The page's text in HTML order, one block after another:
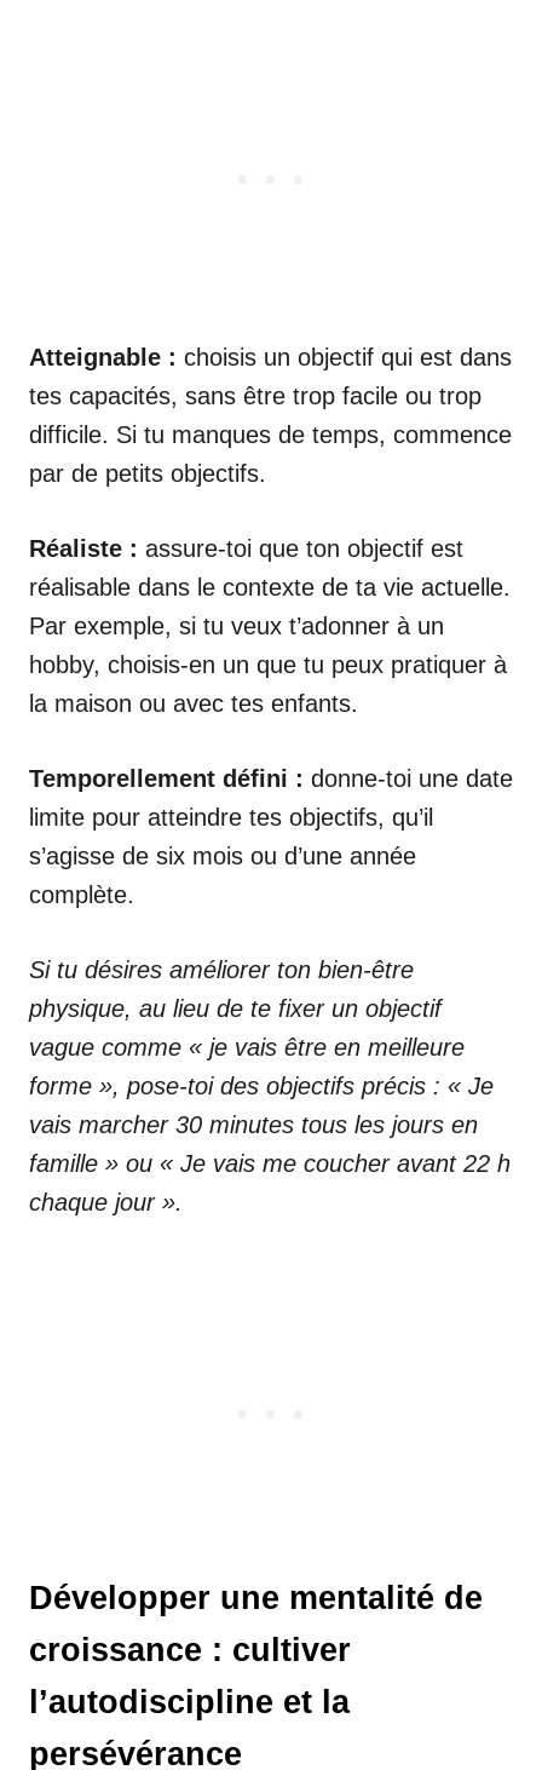
Atteignable : choisis un objectif qui est dans
tes capacités, sans être trop facile ou trop
difficile. Si tu manques de temps, commence
par de petits objectifs.
Réaliste : assure-toi que ton objectif est
réalisable dans le contexte de ta vie actuelle.
Par exemple, si tu veux t’adonner à un
hobby, choisis-en un que tu peux pratiquer à
la maison ou avec tes enfants.
Temporellement défini : donne-toi une date
limite pour atteindre tes objectifs, qu’il
s’agisse de six mois ou d’une année
complète.
Si tu désires améliorer ton bien-être
physique, au lieu de te fixer un objectif
vague comme « je vais être en meilleure
forme », pose-toi des objectifs précis : « Je
vais marcher 30 minutes tous les jours en
famille » ou « Je vais me coucher avant 22 h
chaque jour ».
Développer une mentalité de
croissance : cultiver
l’autodiscipline et la
persévérance